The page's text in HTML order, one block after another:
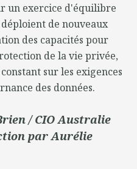
un exercice d'équilibre
de nouveaux
des capacités pour
de la vie privée,
sur les exigences
des données.
/ CIO Australie
par Aurélie